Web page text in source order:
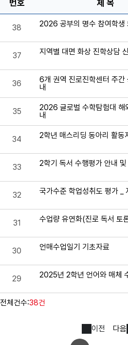
번호 제 목
38 2026 공부의 명수 참여학생
37 지역별 대면 화상 진학상담
36
6개 권역 진로진학센터 주간
내
35
2026 글로벌 수학탐험대 해
내
34 2학년 매스리딩 동아리 활동
33 2학기 독서 수행평가 안내
32 국가수준 학업성취도 평가 _
31 수업량 유연화(진로 독서 토
30 언매수업일기 기초자료
29 2025년 2학년 언어와 매체
전체건수:38건
이전 다음